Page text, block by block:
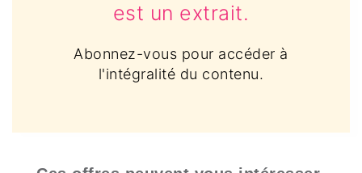
est un extrait.
Abonnez-vous pour accéder à
l'intégralité du contenu.